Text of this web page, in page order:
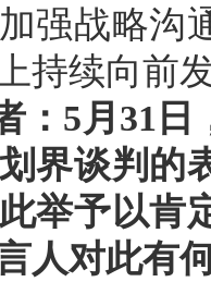
强战略沟
持续向前
：5月31
界谈判的
举予以肯
人对此有